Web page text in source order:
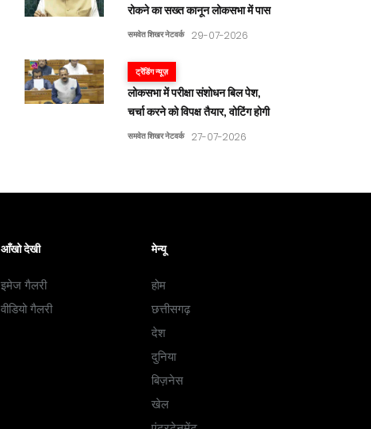
रोकने का सख्त कानून लोकसभा में पास
समवेत शिखर नेटवर्क 29-07-2026
ट्रेंडिंग न्यूज़
लोकसभा में परीक्षा संशोधन बिल पेश,
चर्चा करने को विपक्ष तैयार, वोटिंग होगी
समवेत शिखर नेटवर्क 27-07-2026
आँखो देखी
इमेज गैलरी
वीडियो गैलरी
मेन्यू
होम
छत्तीसगढ़
देश
दुनिया
बिज़नेस
खेल